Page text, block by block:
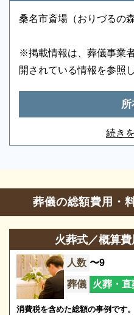
・葬儀専用
・故人の死
市内にある場
配、ご安置先（霊安室・
ご希望にあわせて葬儀の
霊柩車などの手配をはじ
ドライアイス）などを、
します。また、市区役所
す。まずはお電話ください
続き
桑名市斎場（おりづるの
※掲載情報は、葬儀事業
開されている情報を参照
所
三重県桑名市新西方七丁
葬儀の相談
参列等のお問合せ
営業時間
定休日
※2023/08/25時点
葬儀の総額費用・
火葬式／概算費
人数 〜9
葬儀 火葬・直
消費税を含めた総額の事例です。